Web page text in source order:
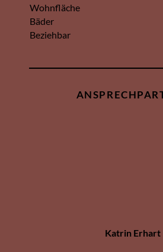
Wohnfläche
Bäder
Beziehbar
Katrin Erhart